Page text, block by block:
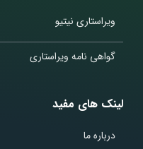
ویراستاری نیتیو
گواهی نامه ویراستاری
لینک های مفید
درباره ما